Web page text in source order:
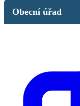
Obecní úřad